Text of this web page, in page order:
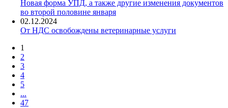
Новая форма УПД, а также другие изменения документов
во второй половине января
02.12.2024
От НДС освобождены ветеринарные услуги
1
2
3
4
5
...
47